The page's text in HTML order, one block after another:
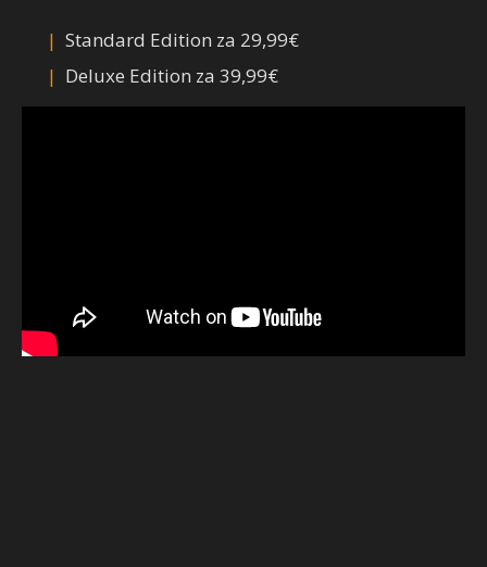
Standard Edition za 29,99€
Deluxe Edition za 39,99€